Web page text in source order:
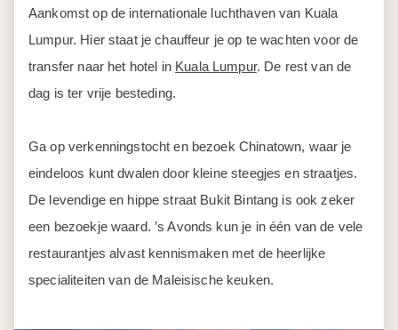
Aankomst op de internationale luchthaven van Kuala
Lumpur. Hier staat je chauffeur je op te wachten voor de
transfer naar het hotel in Kuala Lumpur. De rest van de
dag is ter vrije besteding.
Ga op verkenningstocht en bezoek Chinatown, waar je
eindeloos kunt dwalen door kleine steegjes en straatjes.
De levendige en hippe straat Bukit Bintang is ook zeker
een bezoekje waard. ’s Avonds kun je in één van de vele
restaurantjes alvast kennismaken met de heerlijke
specialiteiten van de Maleisische keuken.